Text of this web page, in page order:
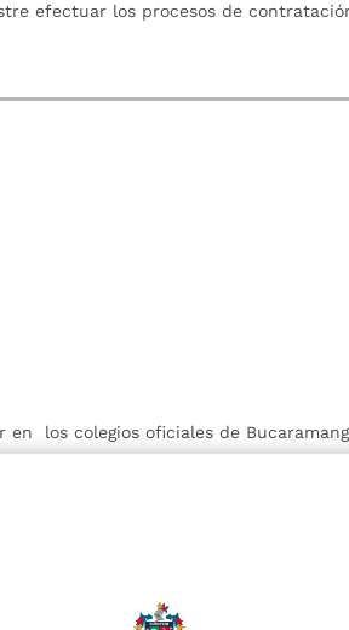
efectuar los procesos de
los colegios oficiales de